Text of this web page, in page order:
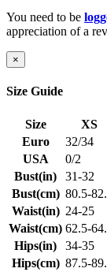
You need to be
appreciation of a
×
Size Guide
Size XS
Euro
32/34
USA
0/2
Bust(in)
31-32
Bust(cm) 80.5-
Waist(in) 24-25
Waist(cm) 62.5-
Hips(in)
34-35
Hips(cm) 87.5-